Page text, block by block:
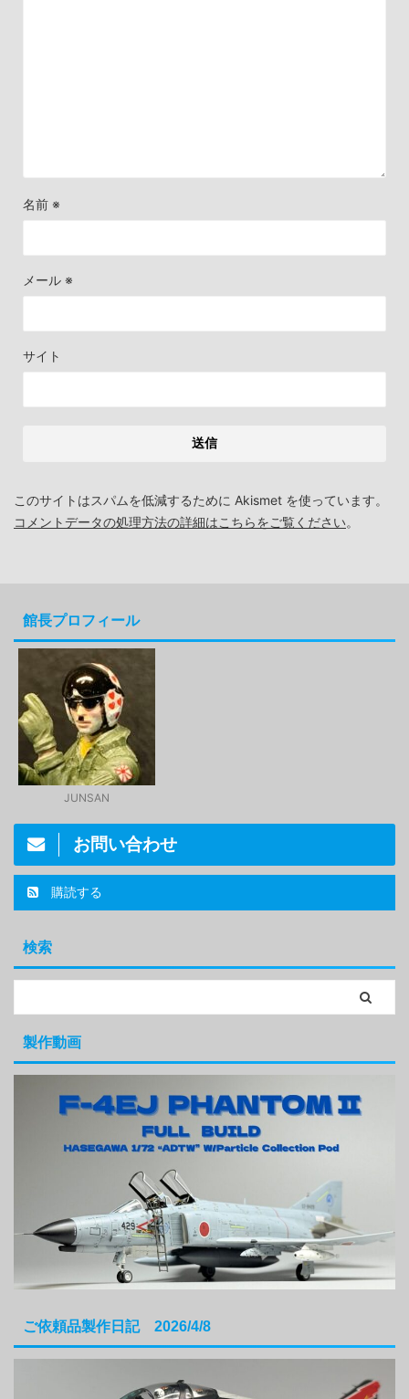
名前 ※
メール ※
サイト
このサイトはスパムを低減するために Akismet を使っています。
コメントデータの処理方法の詳細はこちらをご覧ください。
館長プロフィール
JUNSAN
お問い合わせ
購読する
検索
製作動画
ご依頼品製作日記 2026/4/8